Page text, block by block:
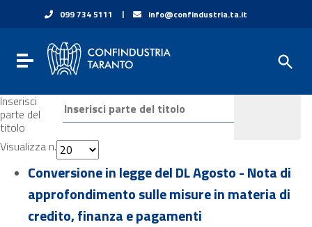
Vai ai contenuti
Vai al menu di navigazione
099 734 5111 | info@confindustria.ta.it
Toggle navigation
Inserisci
parte del
titolo
Visualizza n.
Conversione in legge del DL Agosto - Nota di
approfondimento sulle misure in materia di
credito, finanza e pagamenti